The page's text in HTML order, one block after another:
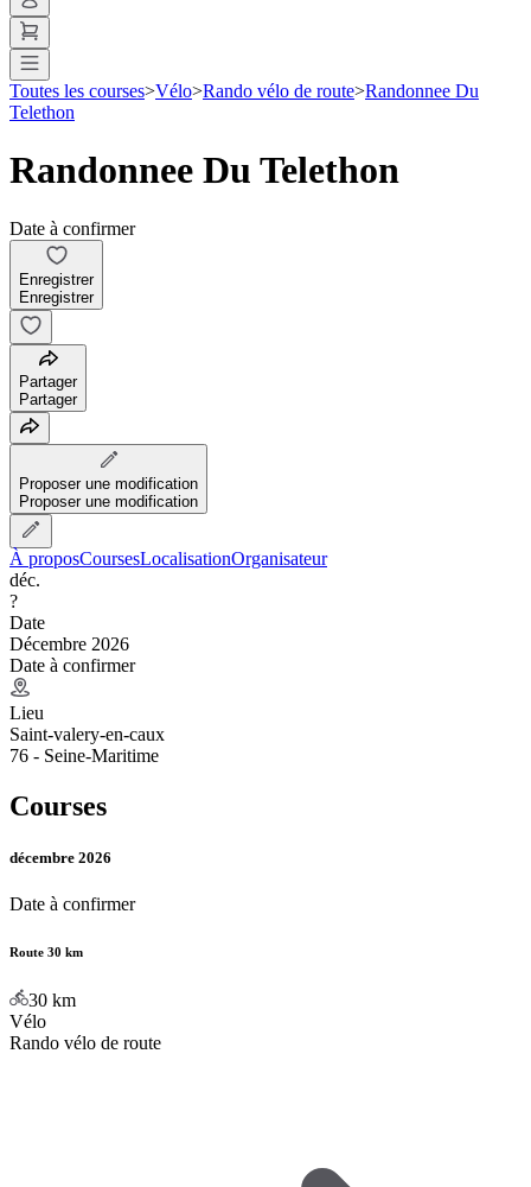
Toutes les courses>Vélo>Rando vélo de route>Randonnee Du
Telethon
Randonnee Du Telethon
Date à confirmer
Enregistrer
Enregistrer
Partager
Partager
Proposer une modification
Proposer une modification
À proposCoursesLocalisationOrganisateur
déc.
?
Date
Décembre 2026
Date à confirmer
Lieu
Saint-valery-en-caux
76 - Seine-Maritime
Courses
décembre 2026
Date à confirmer
Route 30 km
30 km
Vélo
Rando vélo de route